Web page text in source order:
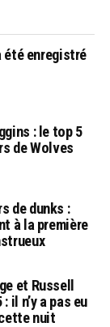
été enregistré
: le top 5
de Wolves
de dunks :
à la première
et Russell
il n’y a pas eu
nuit